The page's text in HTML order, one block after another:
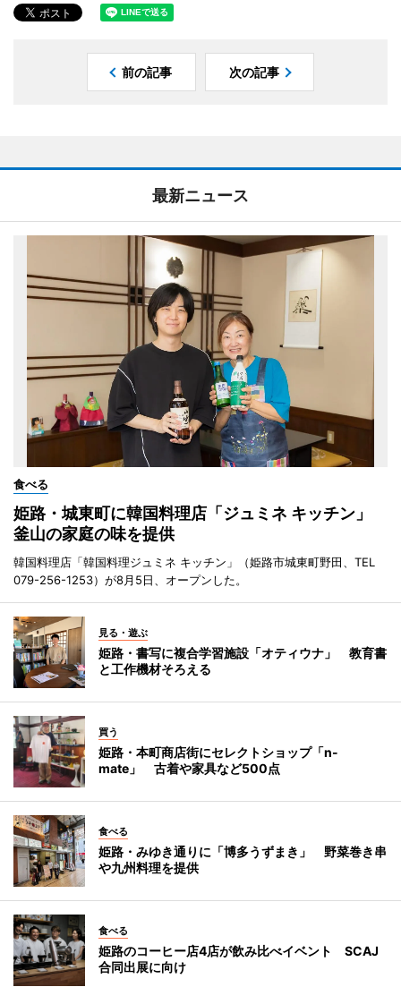
前の記事 次の記事
最新ニュース
食べる
姫路・城東町に韓国料理店「ジュミネ キッチン」
釜山の家庭の味を提供
韓国料理店「韓国料理ジュミネ キッチン」（姫路市城東町野田、TEL
079-256-1253）が8月5日、オープンした。
見る・遊ぶ
姫路・書写に複合学習施設「オティウナ」 教育書
と工作機材そろえる
買う
姫路・本町商店街にセレクトショップ「n-
mate」 古着や家具など500点
食べる
姫路・みゆき通りに「博多うずまき」 野菜巻き串
や九州料理を提供
食べる
姫路のコーヒー店4店が飲み比べイベント SCAJ
合同出展に向け